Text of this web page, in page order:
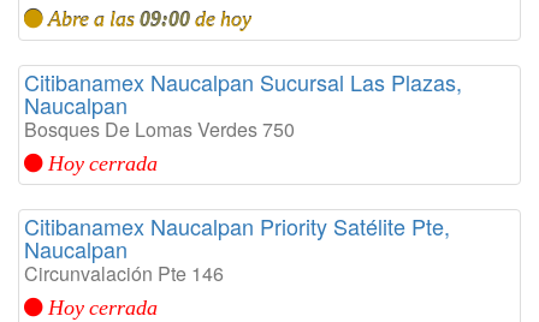
Abre a las 09:00 de hoy
Citibanamex Naucalpan Sucursal Las Plazas,
Naucalpan
Bosques De Lomas Verdes 750
Hoy cerrada
Citibanamex Naucalpan Priority Satélite Pte,
Naucalpan
Circunvalación Pte 146
Hoy cerrada